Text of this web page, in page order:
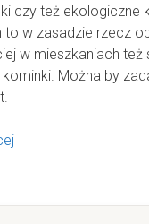
czy też ekologiczne
to w zasadzie rzecz
w mieszkaniach też
Można by